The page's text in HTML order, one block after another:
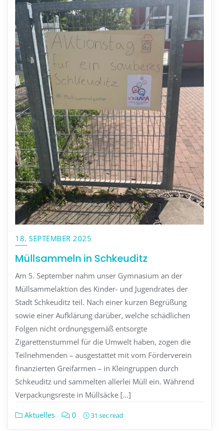
18. SEPTEMBER 2025
Müllsammeln in Schkeuditz
Am 5. September nahm unser Gymnasium an der
Müllsammelaktion des Kinder- und Jugendrates der
Stadt Schkeuditz teil. Nach einer kurzen Begrüßung
sowie einer Aufklärung darüber, welche schädlichen
Folgen nicht ordnungsgemäß entsorgte
Zigarettenstummel für die Umwelt haben, zogen die
Teilnehmenden – ausgestattet mit vom Förderverein
finanzierten Greifarmen – in Kleingruppen durch
Schkeuditz und sammelten allerlei Müll ein. Während
Verpackungsreste in Müllsäcke […]
Aktuelles 0 31 sec read